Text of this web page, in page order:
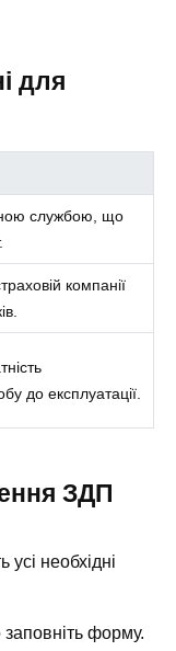
для
службою, що
компанії
до експлуатації.
ЗДП
усі необхідні
форму.